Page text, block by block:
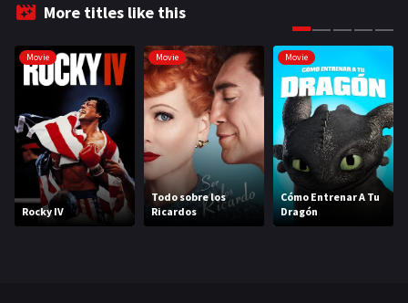
More titles like this
Movie
Rocky IV
Movie
Todo sobre los
Ricardos
Movie
Cómo Entrenar A Tu
Dragón